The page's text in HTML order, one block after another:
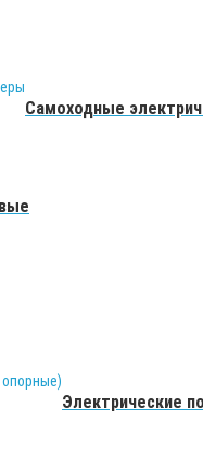
Самоходные
Электрические